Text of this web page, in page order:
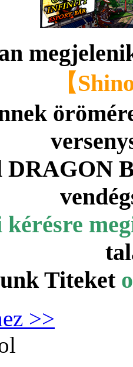
【
DRAGON
kérésre
Titeket
>>